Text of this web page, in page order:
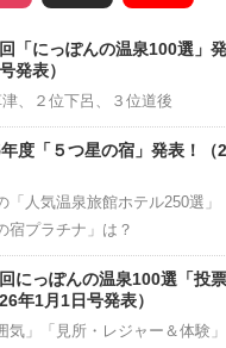
「にっぽんの温泉100選」
発表）
、２位下呂、３位道後
度「５つ星の宿」発表！（
「人気温泉旅館ホテル250選」
宿プラチナ」は？
にっぽんの温泉100選「投
年1月1日号発表）
気」「見所・レジャー＆体験